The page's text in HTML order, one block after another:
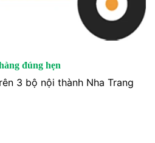
đúng hẹn
3 bộ nội thành Nha Trang